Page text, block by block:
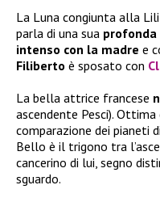
La Luna congiunta alla
parla di una sua
intenso con la madre e
Filiberto è sposato con
La bella attrice francese
ascendente Pesci).
comparazione dei pianeti
Bello è il trigono tra
cancerino di lui, segno
sguardo.